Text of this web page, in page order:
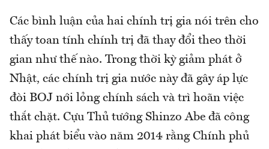
Các bình luận của hai chính trị gia nói trên cho
thấy toan tính chính trị đã thay đổi theo thời
gian như thế nào. Trong thời kỳ giảm phát ở
Nhật, các chính trị gia nước này đã gây áp lực
đòi BOJ nới lỏng chính sách và trì hoãn việc
thắt chặt. Cựu Thủ tướng Shinzo Abe đã công
khai phát biểu vào năm 2014 rằng Chính phủ